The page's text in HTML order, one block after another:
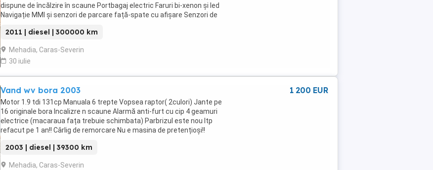
dispune de încălzire în scaune Portbagaj electric Faruri bi-xenon și led
Navigație MMI și senzori de parcare față-spate cu afișare Senzori de
2011 | diesel | 300000 km
Mehadia, Caras-Severin
30 iulie
Vand wv bora 2003
Motor 1.9 tdi 131cp Manuala 6 trepte Vopsea raptor( 2culori) Jante pe
16 originale bora Incalizre n scaune Alarmă anti-furt cu cip 4 geamuri
electrice (macaraua fața trebuie schimbata) Parbrizul este nou Itp
refacut pe 1 an!! Cârlig de remorcare Nu e masina de pretențioși!!
2003 | diesel | 39300 km
Mehadia, Caras-Severin
1 200 EUR